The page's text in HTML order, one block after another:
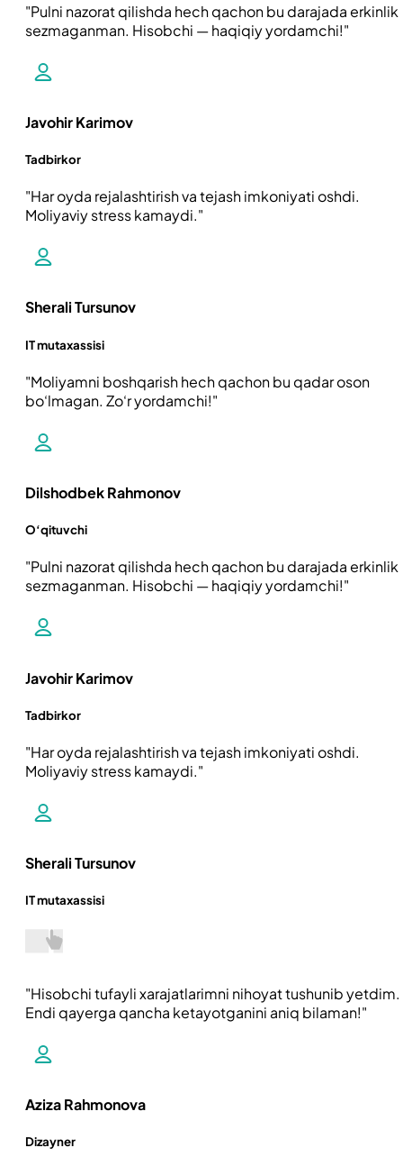
Pulni nazorat qilishda hech qachon bu darajada erkinlik
sezmaganman. Hisobchi — haqiqiy yordamchi!
Javohir Karimov
Tadbirkor
Har oyda rejalashtirish va tejash imkoniyati oshdi.
Moliyaviy stress kamaydi.
Sherali Tursunov
IT mutaxassisi
Moliyamni boshqarish hech qachon bu qadar oson
bo‘lmagan. Zo‘r yordamchi!
Dilshodbek Rahmonov
O‘qituvchi
Pulni nazorat qilishda hech qachon bu darajada erkinlik
sezmaganman. Hisobchi — haqiqiy yordamchi!
Javohir Karimov
Tadbirkor
Har oyda rejalashtirish va tejash imkoniyati oshdi.
Moliyaviy stress kamaydi.
Sherali Tursunov
IT mutaxassisi
Hisobchi tufayli xarajatlarimni nihoyat tushunib yetdim.
Endi qayerga qancha ketayotganini aniq bilaman!
Aziza Rahmonova
Dizayner